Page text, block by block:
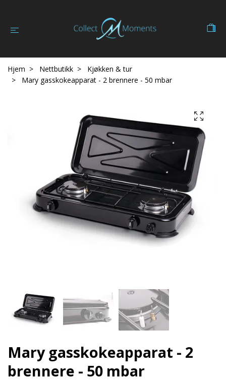
Hjem Nettbutikk
Kjøkken & tur
Mary gasskokeapparat - 2 brennere - 50 mbar
Mary gasskokeapparat - 2
brennere - 50 mbar